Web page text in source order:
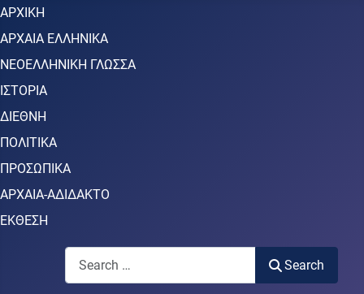
ΑΡΧΙΚΗ
ΑΡΧΑΙΑ ΕΛΛΗΝΙΚΑ
ΝΕΟΕΛΛΗΝΙΚΗ ΓΛΩΣΣΑ
ΙΣΤΟΡΙΑ
ΔΙΕΘΝΗ
ΠΟΛΙΤΙΚΑ
ΠΡΟΣΩΠΙΚΑ
ΑΡΧΑΙΑ-ΑΔΙΔΑΚΤΟ
ΕΚΘΕΣΗ
Search
Search